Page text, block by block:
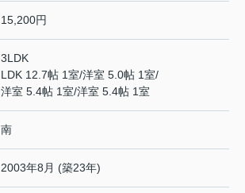
15,200円
3LDK
LDK 12.7帖 1室/洋室 5.0帖 1室/
洋室 5.4帖 1室/洋室 5.4帖 1室
南
2003年8月 (築23年)